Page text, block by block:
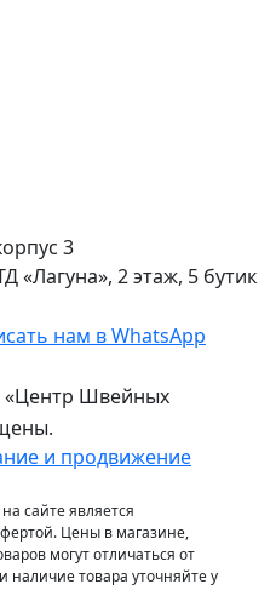
3
«Лагуна», 2 этаж, 5 бутик
«Центр Швейных
сайте является
Цены в магазине,
могут отличаться от
наличие товара уточняйте у